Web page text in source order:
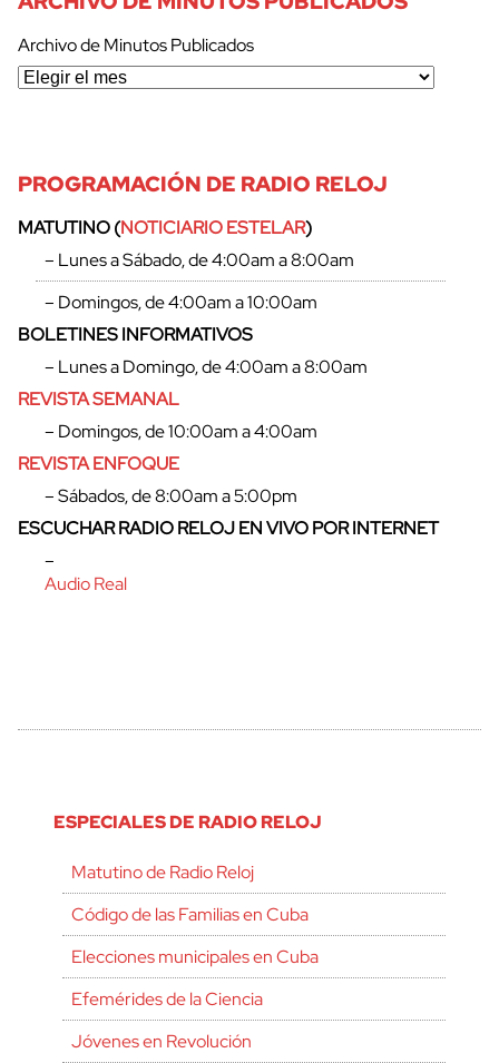
Archivo de Minutos Publicados
PROGRAMACIÓN DE RADIO RELOJ
MATUTINO (NOTICIARIO ESTELAR)
– Lunes a Sábado, de 4:00am a 8:00am
– Domingos, de 4:00am a 10:00am
BOLETINES INFORMATIVOS
– Lunes a Domingo, de 4:00am a 8:00am
REVISTA SEMANAL
– Domingos, de 10:00am a 4:00am
REVISTA ENFOQUE
– Sábados, de 8:00am a 5:00pm
ESCUCHAR RADIO RELOJ EN VIVO POR INTERNET
–
Audio Real
ESPECIALES DE RADIO RELOJ
Matutino de Radio Reloj
Código de las Familias en Cuba
Elecciones municipales en Cuba
Efemérides de la Ciencia
Jóvenes en Revolución